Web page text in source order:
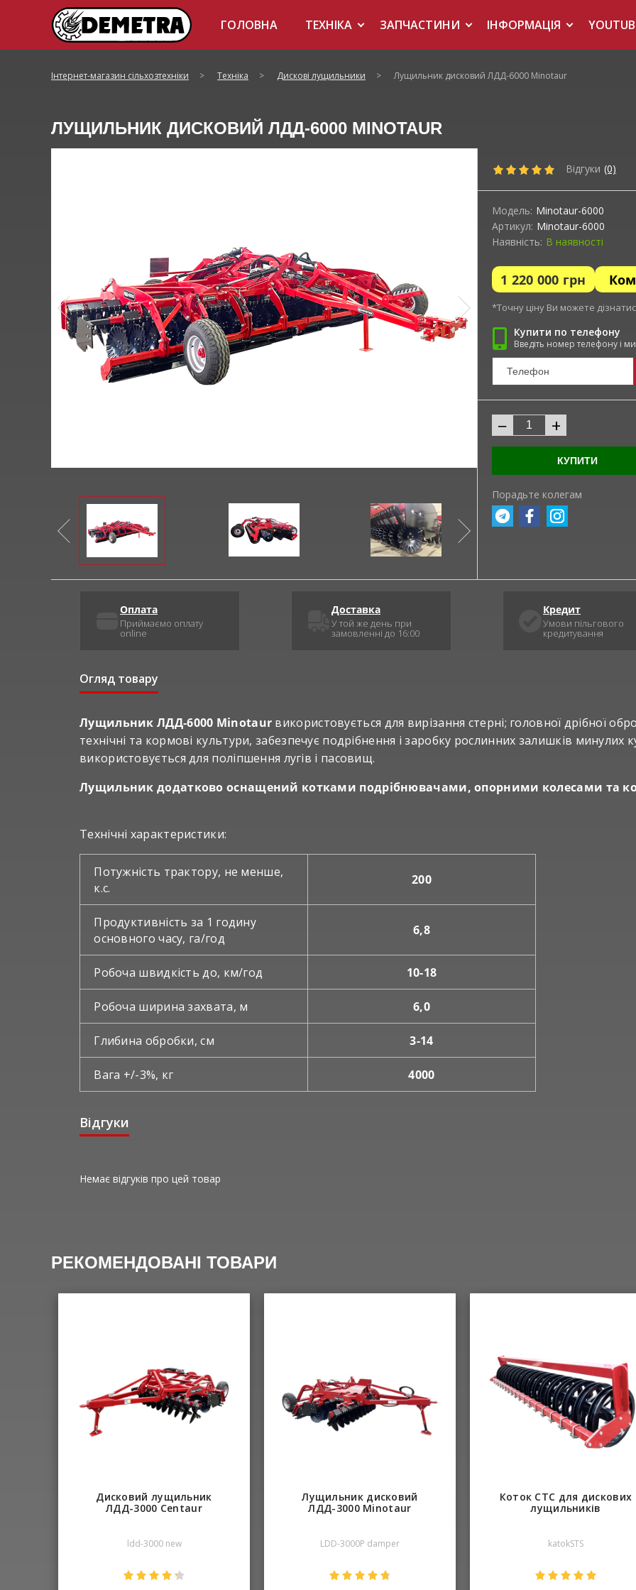
ГОЛОВНА ТЕХНІКА ЗАПЧАСТИНИ ІНФОРМАЦІЯ
Інтернет-магазин сільхозтехніки > Техніка > Дискові лущильники > Лущильник дисковий ЛДД-6000 Minotaur
ЛУЩИЛЬНИК ДИСКОВИЙ ЛДД-6000 MINOTAUR
Відгуки (0)
Модель: Minotaur-6000
Артикул: Minotaur-6000
Наявність: В наявності
1 220 000 грн
*Точну ціну Ви можете
Купити по телефону
Введіть номер телефону і
− +
КУПИТИ
Порадьте колегам
Оплата
Приймаємо оплату
online
Доставка
У той же день при
замовленні до 16:00
Кредит
Умови пільгового
кредитування
Огляд товару
Лущильник ЛДД-6000 Minotaur використовується для вирізання стерні; головної дрібної
технічні та кормові культури, забезпечує подрібнення і заробку рослинних залишків минулих
використовується для поліпшення лугів і пасовищ.
Лущильник додатково оснащений котками подрібнювачами, опорними колесами та
Технічні характеристики:
Потужність трактору, не менше,
к.с.
200
Продуктивність за 1 годину
основного часу, га/год
6,8
Робоча швидкість до, км/год 10-18
Робоча ширина захвата, м 6,0
Глибина обробки, см 3-14
Вага +/-3%, кг 4000
Відгуки
Немає відгуків про цей товар
РЕКОМЕНДОВАНІ ТОВАРИ
Дисковий лущильник
ЛДД-3000 Centaur
ldd-3000 new
Лущильник дисковий
ЛДД-3000 Minotaur
LDD-3000P damper
Коток СТС для дискових
лущильників
katokSTS